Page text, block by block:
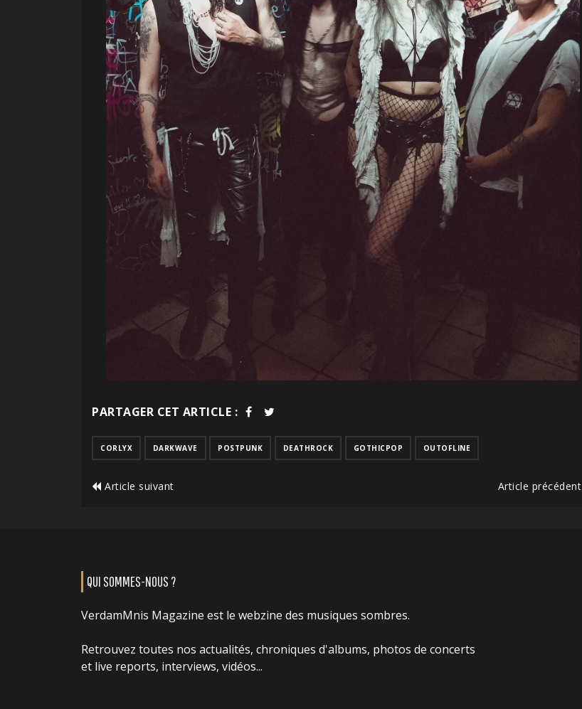
PARTAGER CET ARTICLE :
CORLYX DARKWAVE POSTPUNK DEATHROCK GOTHICPOP OUTOFLINE
Article suivant Article précédent
QUI SOMMES-NOUS ?
VerdamMnis Magazine est le webzine des musiques sombres.
Retrouvez toutes nos actualités, chroniques d'albums, photos de concerts
et live reports, interviews, vidéos...